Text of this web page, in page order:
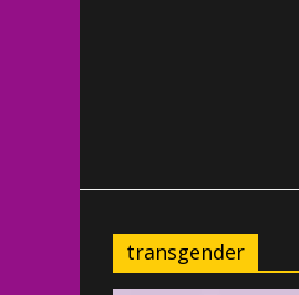
transgender